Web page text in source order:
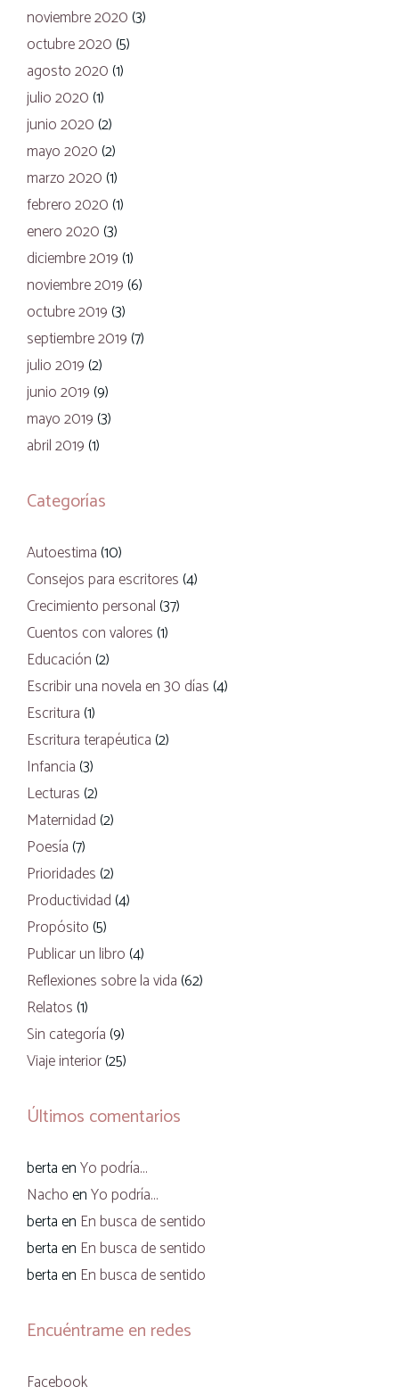
noviembre 2020 (3)
octubre 2020 (5)
agosto 2020 (1)
julio 2020 (1)
junio 2020 (2)
mayo 2020 (2)
marzo 2020 (1)
febrero 2020 (1)
enero 2020 (3)
diciembre 2019 (1)
noviembre 2019 (6)
octubre 2019 (3)
septiembre 2019 (7)
julio 2019 (2)
junio 2019 (9)
mayo 2019 (3)
abril 2019 (1)
Categorías
Autoestima (10)
Consejos para escritores (4)
Crecimiento personal (37)
Cuentos con valores (1)
Educación (2)
Escribir una novela en 30 días (4)
Escritura (1)
Escritura terapéutica (2)
Infancia (3)
Lecturas (2)
Maternidad (2)
Poesía (7)
Prioridades (2)
Productividad (4)
Propósito (5)
Publicar un libro (4)
Reflexiones sobre la vida (62)
Relatos (1)
Sin categoría (9)
Viaje interior(25)
Últimos comentarios
bertaenYo podría…
NachoenYo podría…
bertaen En busca de sentido
bertaen En busca de sentido
bertaen En busca de sentido
Encuéntrame en redes
Facebook